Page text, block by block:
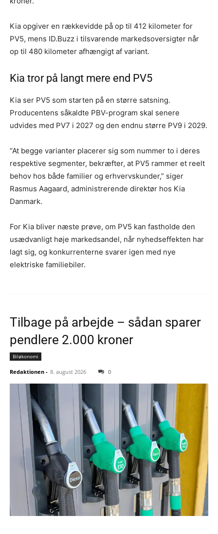
Kia opgiver en rækkevidde på op til 412 kilometer for
PV5, mens ID.Buzz i tilsvarende markedsoversigter når
op til 480 kilometer afhængigt af variant.
Kia tror på langt mere end PV5
Kia ser PV5 som starten på en større satsning.
Producentens såkaldte PBV-program skal senere
udvides med PV7 i 2027 og den endnu større PV9 i 2029.
“At begge varianter placerer sig som nummer to i deres
respektive segmenter, bekræfter, at PV5 rammer et reelt
behov hos både familier og erhvervskunder,” siger
Rasmus Aagaard, administrerende direktør hos Kia
Danmark.
For Kia bliver næste prøve, om PV5 kan fastholde den
usædvanligt høje markedsandel, når nyhedseffekten har
lagt sig, og konkurrenterne svarer igen med nye
elektriske familiebiler.
Tilbage på arbejde – sådan sparer
pendlere 2.000 kroner
Biløkonomi
Redaktionen - 8. august 2026 0